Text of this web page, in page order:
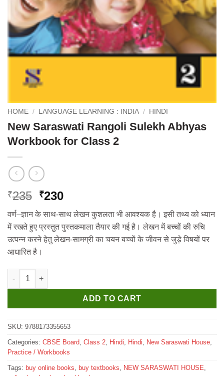
HOME / LANGUAGE LEARNING : INDIA / HINDI
New Saraswati Rangoli Sulekh Abhyas
Workbook for Class 2
₹235 Original
was:
₹235.
₹230Current
price
is:
₹230.
वर्ण–ज्ञान के साथ-साथ लेखन कुशलता भी आवश्यक है। इसी तथ्य को ध्यान
में रखते हुए प्रस्तुत पुस्तकमाला तैयार की गई है। लेखन में बच्चों की रुचि
उत्पन्न करने हेतु लेखन-सामग्री का चयन बच्चों के जीवन से जुड़े विषयों पर
आधारित है।
New Saraswati Rangoli Sulekh Abhyas Workbook for Class 2
ADD TO CART
SKU: 9788173355653
Categories: CBSE Board Class 2 Hindi Hindi New Saraswati House
Practice / Workbooks
Tags: buy online books buy textbooks NEW SARASWATI HOUSE